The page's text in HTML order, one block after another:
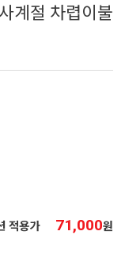
계절 차렵이불
적용가 71,000원